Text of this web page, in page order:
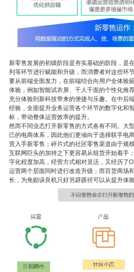
新零售发展的初级阶段是夯实基础的阶段，是
列等环节进行赋能和升级，而消费者对这些环
要从前端全面发力，在前端结合向用户全体验
体验，例如智能试衣屏、千人千面的个性化推
充分体验到新科技带来的便捷与乐趣。在中后
经验，全面提升业务运营各个环节的数字化和
标，带动整体运营效率的提升。
然而不同业态打开新零售的方式各有不同。大
己的电商体系，因此他们更倾向于选择联手电
营入手新零售；碎片式的社区零售渠道由于规
互联网巨头的加持之下更容易从组货开始着手
字化程度加高，经营方式相对灵活，又经历了
运营两个层面同时进行改造升级；而百货商场
长，为免贻误良机只好另辟蹊径可以从提升体